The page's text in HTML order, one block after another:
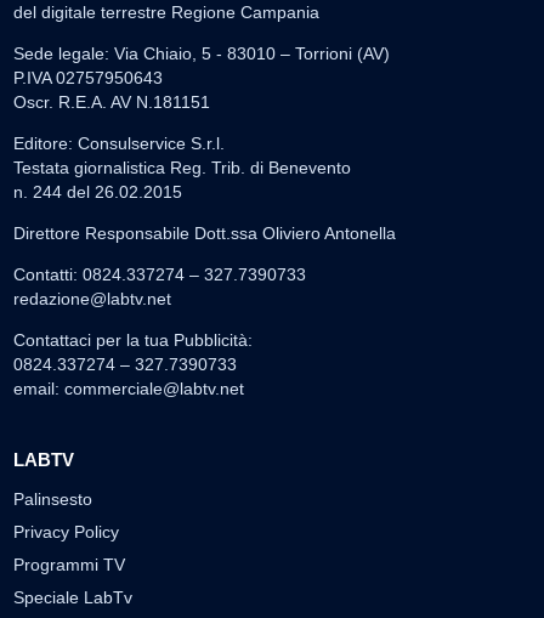
del digitale terrestre Regione Campania
Sede legale: Via Chiaio, 5 - 83010 – Torrioni (AV)
P.IVA 02757950643
Oscr. R.E.A. AV N.181151
Editore: Consulservice S.r.l.
Testata giornalistica Reg. Trib. di Benevento
n. 244 del 26.02.2015
Direttore Responsabile Dott.ssa Oliviero Antonella
Contatti: 0824.337274 – 327.7390733
redazione@labtv.net
Contattaci per la tua Pubblicità:
0824.337274 – 327.7390733
email: commerciale@labtv.net
LABTV
Palinsesto
Privacy Policy
Programmi TV
Speciale LabTv